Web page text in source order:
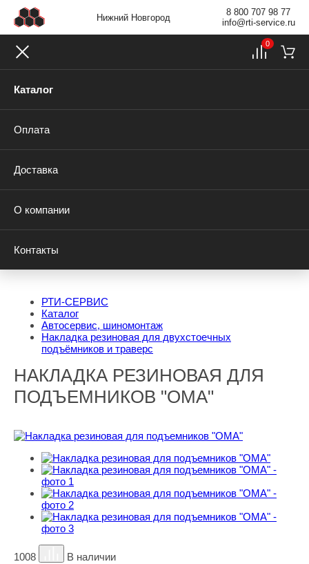
Нижний Новгород
8 800 707 98 77
info@rti-service.ru
Каталог
Оплата
Доставка
О компании
Контакты
0
РТИ-СЕРВИС
Каталог
Автосервис, шиномонтаж
Накладка резиновая для двухстоечных
подъёмников и траверс
НАКЛАДКА РЕЗИНОВАЯ ДЛЯ
ПОДЪЕМНИКОВ "ОМА"
1008
В наличии